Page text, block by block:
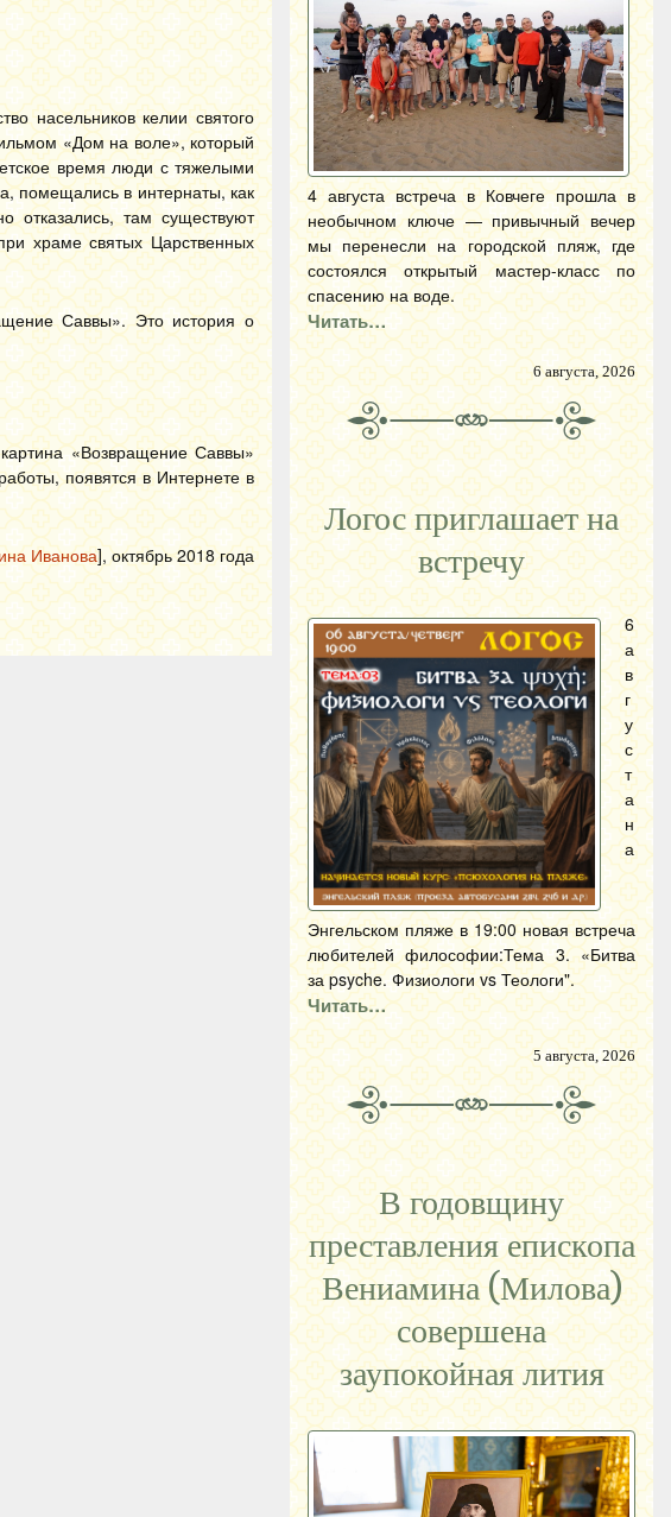
насельников келии святого
«Дом на воле», который
время люди с тяжелыми
помещались в интернаты, как
отказались, там существуют
храме святых Царственных
Саввы». Это история о
«Возвращение Саввы»
появятся в Интернете в
Иванова], октябрь 2018 года
4 августа встреча в Ковчеге прошла в
необычном ключе — привычный вечер
мы перенесли на городской пляж, где
состоялся открытый мастер-класс по
спасению на воде.
Читать…
6 августа, 2026
Логос приглашает на
встречу
6
а
в
г
у
с
т
а
н
а
Энгельском пляже в 19:00 новая встреча
любителей философии:Тема 3. «Битва
за psyche. Физиологи vs Теологи".
Читать…
5 августа, 2026
В годовщину
преставления епископа
Вениамина (Милова)
совершена
заупокойная лития